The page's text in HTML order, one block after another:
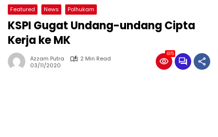
Featured News Polhukam
KSPI Gugat Undang-undang Cipta
Kerja ke MK
Azzam Putra
2 Min Read
03/11/2020
615